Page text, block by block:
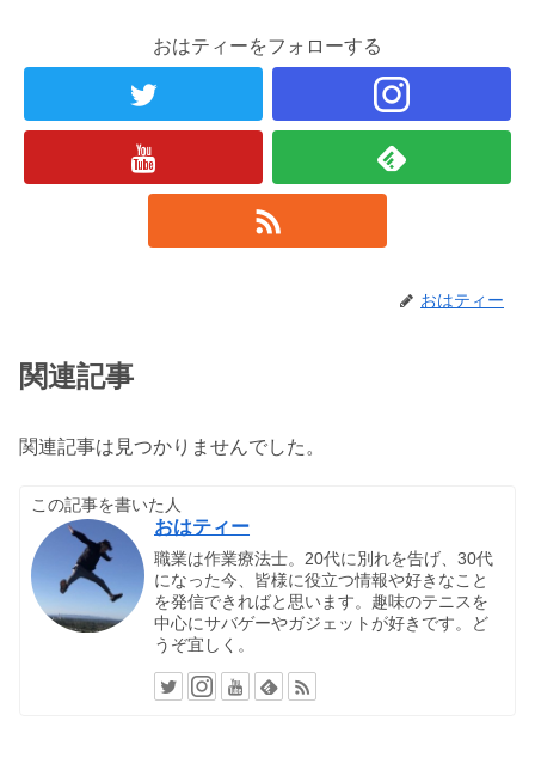
おはティーをフォローする
おはティー
関連記事
関連記事は見つかりませんでした。
この記事を書いた人
おはティー
職業は作業療法士。20代に別れを告げ、30代
になった今、皆様に役立つ情報や好きなこと
を発信できればと思います。趣味のテニスを
中心にサバゲーやガジェットが好きです。ど
うぞ宜しく。